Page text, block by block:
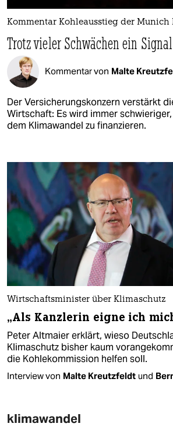
Kommentar Kohleausstieg der Munich
Trotz vieler Schwächen ein Signal
Kommentar von Malte
Der Versicherungskonzern verstärkt
Wirtschaft: Es wird immer
dem Klimawandel zu finanzieren.
Wirtschaftsminister über Klimaschutz
„Als Kanzlerin eigne ich
Peter Altmaier erklärt, wieso
Klimaschutz bisher kaum
die Kohlekommission helfen soll.
Interview von Malte Kreutzfeldt und
klimawandel